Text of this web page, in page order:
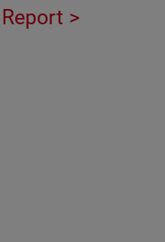
>